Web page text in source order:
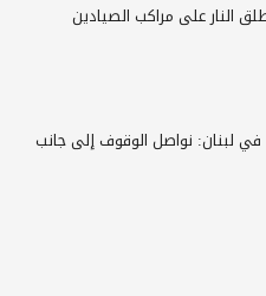
النار على مراكب الصيادين
في لبنان: نواصل الوقوف إلى جانب